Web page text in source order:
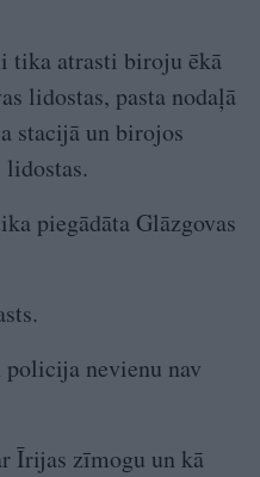
tika atrasti biroju ēkā
lidostas, pasta nodaļā
stacijā un birojos
lidostas.
piegādāta Glāzgovas
nevienu nav
Īrijas zīmogu un kā